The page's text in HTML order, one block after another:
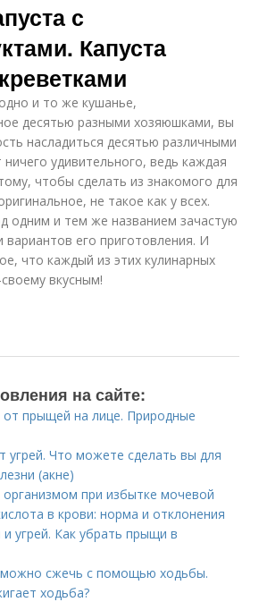
с
Капуста
и то же кушанье,
десятью разными хозяюшками, вы
насладиться десятью различными
удивительного, ведь каждая
чтобы сделать из знакомого для
не такое как у всех.
одним и тем же названием зачастую
вариантов его приготовления. И
что каждый из этих кулинарных
вкусным!
на сайте:
от прыщей на лице. Природные
угрей. Что можете сделать вы для
(акне)
организмом при избытке мочевой
в крови: норма и отклонения
угрей. Как убрать прыщи в
можно сжечь с помощью ходьбы.
ходьба?